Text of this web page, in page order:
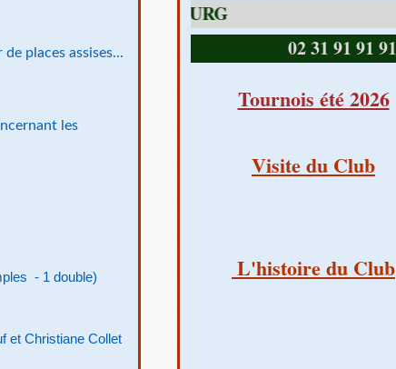
places assises...
les
- 1 double)
et Christiane Collet
02 31 91 91 91
Tournois été 2026
Visite du Club
L'histoire du Club